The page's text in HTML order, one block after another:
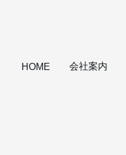
HOME 会社案内